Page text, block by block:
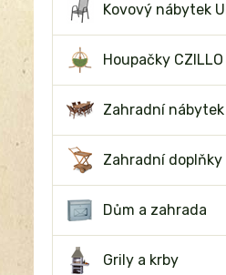
Kovový nábytek
Houpačky CZILLO
Zahradní nábytek
Zahradní doplňky
Dům a zahrada
Grily a krby